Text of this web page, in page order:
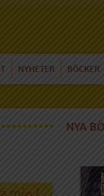
NYHETER BÖCKER
NYA